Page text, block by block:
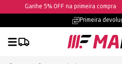
Ganhe 5% OFF na
Primeira